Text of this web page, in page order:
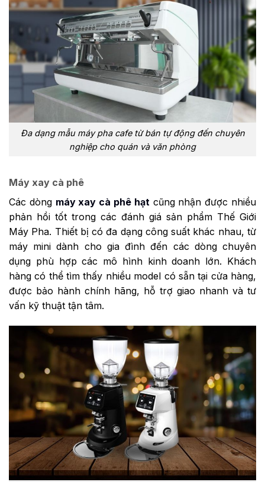
Đa dạng mẫu máy pha cafe từ bán tự động đến chuyên
nghiệp cho quán và văn phòng
Máy xay cà phê
Các dòng máy xay cà phê hạtcũng nhận được nhiều
phản hồi tốt trong các đánh giá sản phẩm Thế Giới
Máy Pha. Thiết bị có đa dạng công suất khác nhau, từ
máy mini dành cho gia đình đến các dòng chuyên
dụng phù hợp các mô hình kinh doanh lớn. Khách
hàng có thể tìm thấy nhiều model có sẵn tại cửa hàng,
được bảo hành chính hãng, hỗ trợ giao nhanh và tư
vấn kỹ thuật tận tâm.